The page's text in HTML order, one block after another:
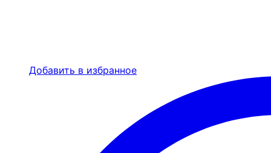
Добавить в избранное